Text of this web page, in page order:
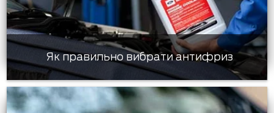
Як правильно вибрати антифриз